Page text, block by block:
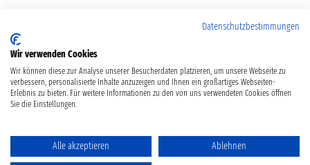
Datenschutzbestimmungen
Wir verwenden Cookies
Wir können diese zur Analyse unserer Besucherdaten platzieren, um unsere Webseite zu
verbessern, personalisierte Inhalte anzuzeigen und Ihnen ein großartiges Webseiten-
Erlebnis zu bieten. Für weitere Informationen zu den von uns verwendeten Cookies öffnen
Sie die Einstellungen.
Alle akzeptieren Ablehnen